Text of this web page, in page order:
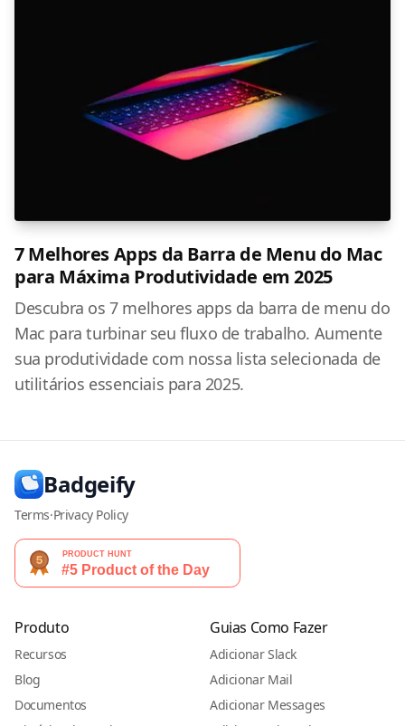
7 Melhores Apps da Barra de Menu do Mac
para Máxima Produtividade em 2025
Descubra os 7 melhores apps da barra de menu do
Mac para turbinar seu fluxo de trabalho. Aumente
sua produtividade com nossa lista selecionada de
utilitários essenciais para 2025.
Badgeify
Terms·Privacy Policy
Produto
Recursos
Blog
Documentos
Guias Como Fazer
Adicionar Slack
Adicionar Mail
Adicionar Messages